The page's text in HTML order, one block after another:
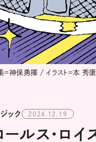
＝神保勇揮 / イラスト＝本 秀康
ック 2024.12.19
ルス・ロ